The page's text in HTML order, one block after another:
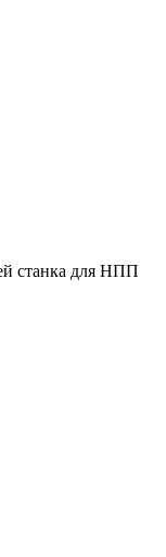
станка для НПП